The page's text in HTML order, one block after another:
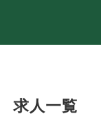
求人一覧